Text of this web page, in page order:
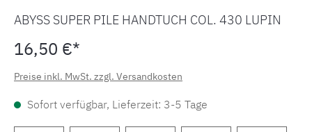
ABYSS SUPER PILE HANDTUCH COL. 430 LUPIN
16,50 €*
Preise inkl. MwSt. zzgl. Versandkosten
Sofort verfügbar, Lieferzeit: 3-5 Tage